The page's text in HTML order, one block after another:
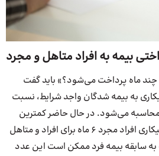
بیمه به افراد متاهل و مجرد
چند ماه پرداخت می‌شود؟» باید گفت
به بیمه شدگان واجد شرایط، نسبت
می‌شود. در حال حاضر کمترین
مدت زمان برای واریز بیمه بیکاری افراد مجرد 6 ماه برای افراد و متاهل
به سابقه بیمه فرد ممکن است این عدد